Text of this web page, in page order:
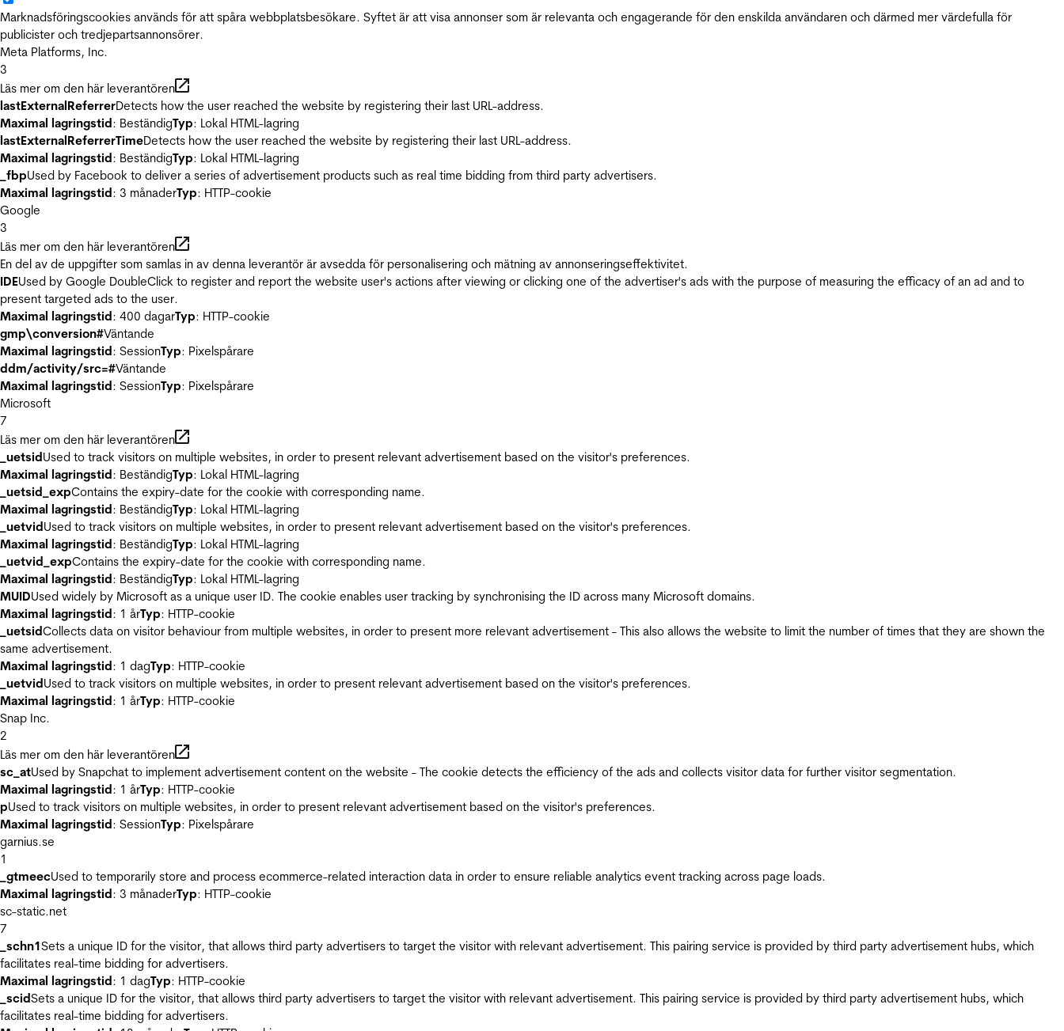
Marknadsföringscookies används för att spåra webbplatsbesökare. Syftet är att visa annonser som är relevanta och engagerande för den enskilda användaren och därmed mer värdefulla för
publicister och tredjepartsannonsörer.
Meta Platforms, Inc.
3
Läs mer om den här leverantören
lastExternalReferrerDetects how the user reached the website by registering their last URL-address.
Maximal lagringstid: BeständigTyp: Lokal HTML-lagring
lastExternalReferrerTimeDetects how the user reached the website by registering their last URL-address.
Maximal lagringstid: BeständigTyp: Lokal HTML-lagring
_fbpUsed by Facebook to deliver a series of advertisement products such as real time bidding from third party advertisers.
Maximal lagringstid: 3 månaderTyp: HTTP-cookie
Google
3
Läs mer om den här leverantören
En del av de uppgifter som samlas in av denna leverantör är avsedda för personalisering och mätning av annonseringseffektivitet.
IDEUsed by Google DoubleClick to register and report the website user's actions after viewing or clicking one of the advertiser's ads with the purpose of measuring the efficacy of an ad and to
present targeted ads to the user.
Maximal lagringstid: 400 dagarTyp: HTTP-cookie
gmp\conversion#Väntande
Maximal lagringstid: SessionTyp: Pixelspårare
ddm/activity/src=#Väntande
Maximal lagringstid: SessionTyp: Pixelspårare
Microsoft
7
Läs mer om den här leverantören
_uetsidUsed to track visitors on multiple websites, in order to present relevant advertisement based on the visitor's preferences.
Maximal lagringstid: BeständigTyp: Lokal HTML-lagring
_uetsid_expContains the expiry-date for the cookie with corresponding name.
Maximal lagringstid: BeständigTyp: Lokal HTML-lagring
_uetvidUsed to track visitors on multiple websites, in order to present relevant advertisement based on the visitor's preferences.
Maximal lagringstid: BeständigTyp: Lokal HTML-lagring
_uetvid_expContains the expiry-date for the cookie with corresponding name.
Maximal lagringstid: BeständigTyp: Lokal HTML-lagring
MUIDUsed widely by Microsoft as a unique user ID. The cookie enables user tracking by synchronising the ID across many Microsoft domains.
Maximal lagringstid: 1 årTyp: HTTP-cookie
_uetsidCollects data on visitor behaviour from multiple websites, in order to present more relevant advertisement - This also allows the website to limit the number of times that they are shown the
same advertisement.
Maximal lagringstid: 1 dagTyp: HTTP-cookie
_uetvidUsed to track visitors on multiple websites, in order to present relevant advertisement based on the visitor's preferences.
Maximal lagringstid: 1 årTyp: HTTP-cookie
Snap Inc.
2
Läs mer om den här leverantören
sc_atUsed by Snapchat to implement advertisement content on the website - The cookie detects the efficiency of the ads and collects visitor data for further visitor segmentation.
Maximal lagringstid: 1 årTyp: HTTP-cookie
pUsed to track visitors on multiple websites, in order to present relevant advertisement based on the visitor's preferences.
Maximal lagringstid: SessionTyp: Pixelspårare
garnius.se
1
_gtmeecUsed to temporarily store and process ecommerce-related interaction data in order to ensure reliable analytics event tracking across page loads.
Maximal lagringstid: 3 månaderTyp: HTTP-cookie
sc-static.net
7
_schn1Sets a unique ID for the visitor, that allows third party advertisers to target the visitor with relevant advertisement. This pairing service is provided by third party advertisement hubs, which
facilitates real-time bidding for advertisers.
Maximal lagringstid: 1 dagTyp: HTTP-cookie
_scidSets a unique ID for the visitor, that allows third party advertisers to target the visitor with relevant advertisement. This pairing service is provided by third party advertisement hubs, which
facilitates real-time bidding for advertisers.